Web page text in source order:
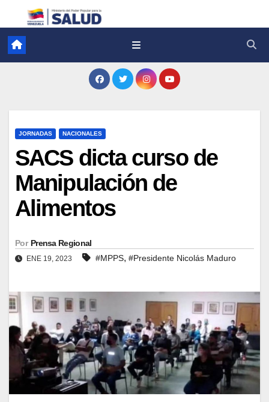
JORNADAS NACIONALES
SACS dicta curso de
Manipulación de
Alimentos
Por Prensa Regional
ENE 19, 2023 #MPPS, #Presidente Nicolás Maduro